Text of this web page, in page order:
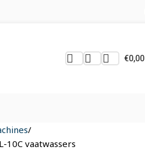
€0,00
10C vaatwassers